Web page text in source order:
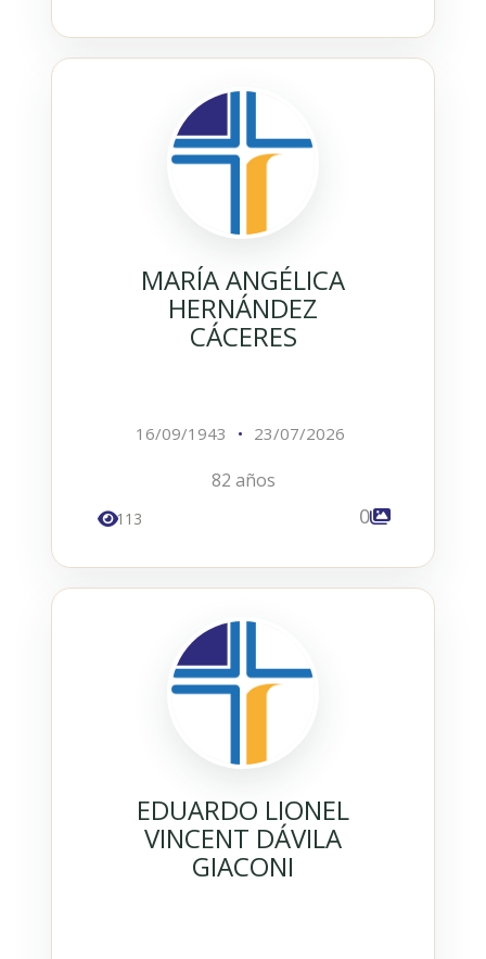
MARÍA ANGÉLICA
HERNÁNDEZ
CÁCERES
16/09/1943 • 23/07/2026
82 años
113 0
EDUARDO LIONEL
VINCENT DÁVILA
GIACONI